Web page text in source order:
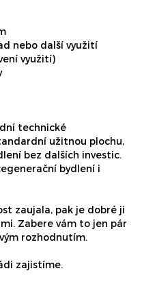
nebo další využití
využití)
technické
užitnou plochu,
bez dalších investic.
bydlení i
zaujala, pak je dobré ji
Zabere vám to jen pár
rozhodnutím.
zajistíme.